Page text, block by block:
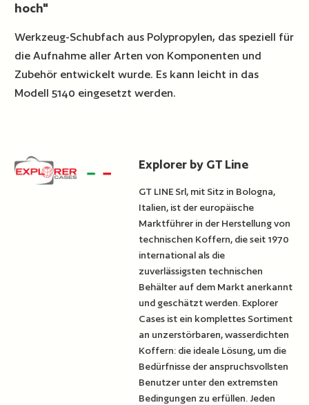
hoch"
Werkzeug-Schubfach aus Polypropylen, das speziell für
die Aufnahme aller Arten von Komponenten und
Zubehör entwickelt wurde. Es kann leicht in das
Modell 5140 eingesetzt werden.
Explorer by GT Line
GT LINE Srl, mit Sitz in Bologna,
Italien, ist der europäische
Marktführer in der Herstellung von
technischen Koffern, die seit 1970
international als die
zuverlässigsten technischen
Behälter auf dem Markt anerkannt
und geschätzt werden. Explorer
Cases ist ein komplettes Sortiment
an unzerstörbaren, wasserdichten
Koffern: die ideale Lösung, um die
Bedürfnisse der anspruchsvollsten
Benutzer unter den extremsten
Bedingungen zu erfüllen. Jeden